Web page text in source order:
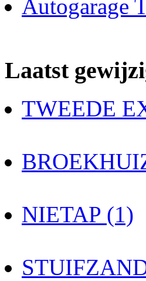
Autogarage
Laatst
TWEEDE
NIETAP (1)